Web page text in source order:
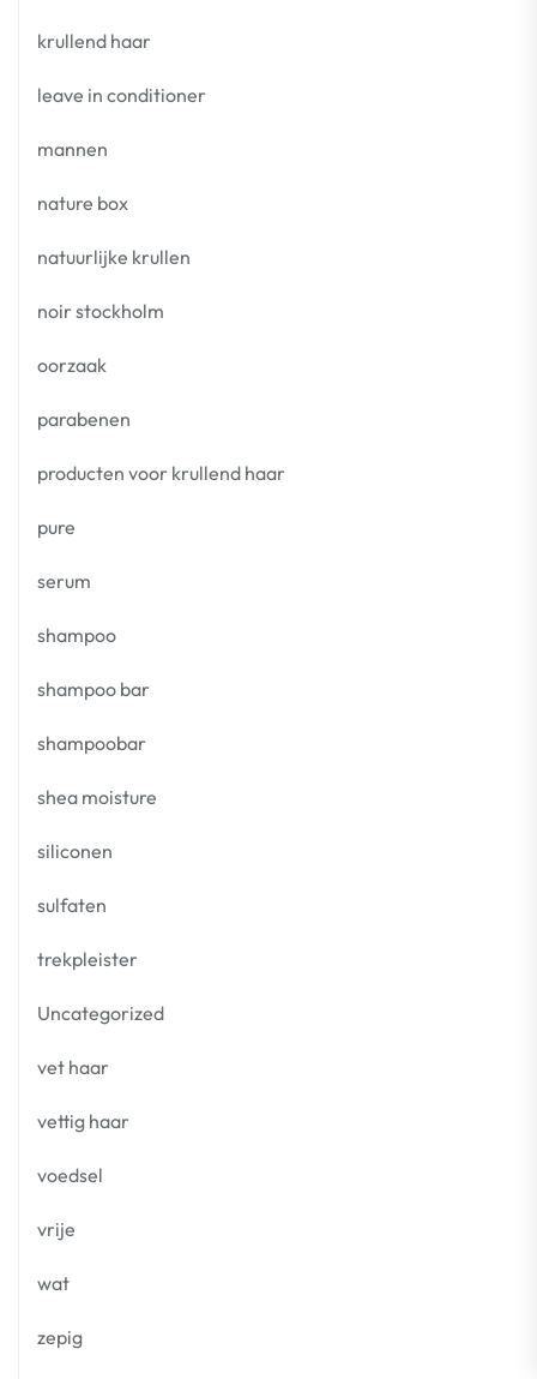
krullend haar
leave in conditioner
mannen
nature box
natuurlijke krullen
noir stockholm
oorzaak
parabenen
producten voor krullend haar
pure
serum
shampoo
shampoo bar
shampoobar
shea moisture
siliconen
sulfaten
trekpleister
Uncategorized
vet haar
vettig haar
voedsel
vrije
wat
zepig